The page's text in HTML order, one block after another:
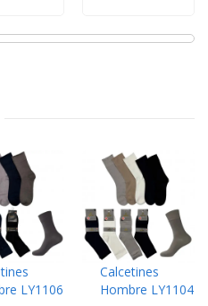
LY1106
Calcetines
Hombre LY1104